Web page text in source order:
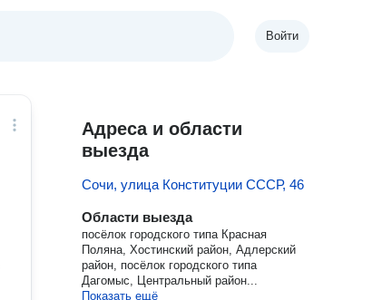
Войти
Адреса и области
выезда
Сочи, улица Конституции СССР, 46
Области выезда
посёлок городского типа Красная
Поляна, Хостинский район, Адлерский
район, посёлок городского типа
Дагомыс, Центральный район...
Показать ещё